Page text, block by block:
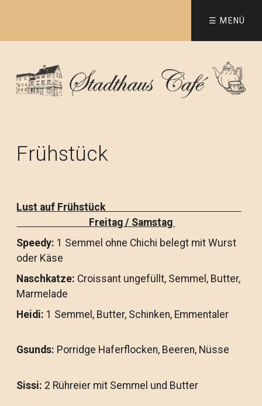
☰ MENÜ
Frühstück
Lust auf Frühstück
Freitag / Samstag
Speedy: 1 Semmel ohne Chichi belegt mit Wurst
oder Käse
Naschkatze: Croissant ungefüllt, Semmel, Butter,
Marmelade
Heidi: 1 Semmel, Butter, Schinken, Emmentaler
Gsunds: Porridge Haferflocken, Beeren, Nüsse
Sissi: 2 Rühreier mit Semmel und Butter